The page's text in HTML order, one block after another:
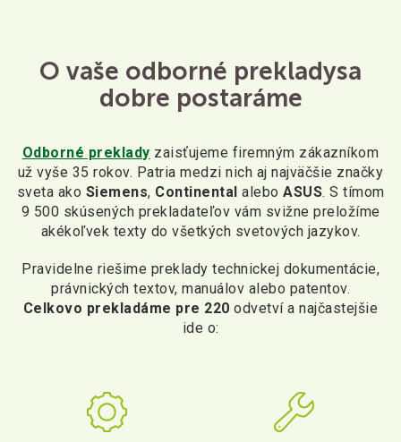
O vaše odborné prekladysa
dobre postaráme
Odborné preklady zaisťujeme firemným zákazníkom
už vyše 35 rokov. Patria medzi nich aj najväčšie značky
sveta ako Siemens, Continental alebo ASUS. S tímom
9 500 skúsených prekladateľov vám svižne preložíme
akékoľvek texty do všetkých svetových jazykov.
Pravidelne riešime preklady technickej dokumentácie,
právnických textov, manuálov alebo patentov.
Celkovo prekladáme pre 220 odvetví a najčastejšie
ide o: